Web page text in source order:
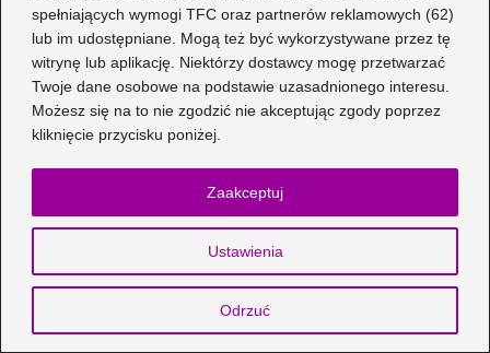
spełniających wymogi TFC oraz partnerów reklamowych (62)
lub im udostępniane. Mogą też być wykorzystywane przez tę
witrynę lub aplikację. Niektórzy dostawcy mogę przetwarzać
Twoje dane osobowe na podstawie uzasadnionego interesu.
Możesz się na to nie zgodzić nie akceptując zgody poprzez
kliknięcie przycisku poniżej.
Ustawienia
Odrzuć
Zaakceptuj
Praktyczne sposoby na zmniejszenie
rozmiaru pulpitu w Windows 7
Jak wybrać idealny rozmiar TV do
swojego wnętrza?